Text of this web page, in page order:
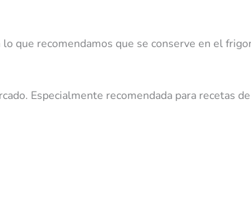
que recomendamos que se conserve en el
Especialmente recomendada para recetas